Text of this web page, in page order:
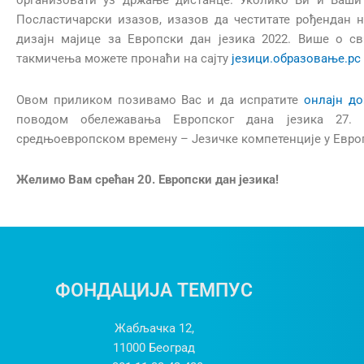
Посластичарски изазов, изазов да честитате
дизајн мајице за Европски дан језика 2022. Више о
такмичења можете пронаћи на сајту језици.образовање.рс
Овом приликом позивамо Вас и да испратите онлајн
поводом обележавања Европског дана језика
средњоевропском времену – Језичке компетенције у
Желимо Вам срећан 20. Европски дан језика!
ФОНДАЦИЈА ТЕМПУС
Жабљачка 12,
11000 Београд